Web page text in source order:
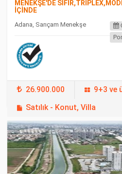
MENEKŞE'DE
İÇİNDE
Adana, Sarıçam Menekşe
26.900.000 9+3 ve
Satılık - Konut, Villa
FEATURED